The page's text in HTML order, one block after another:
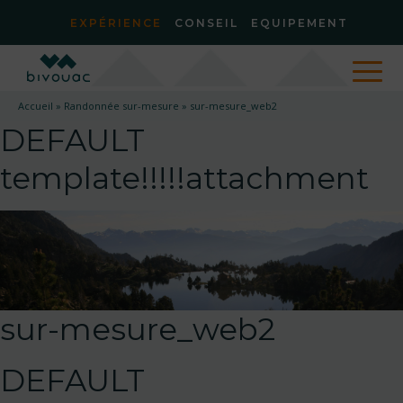
EXPÉRIENCE CONSEIL EQUIPEMENT
Accueil » Randonnée sur-mesure » sur-mesure_web2
DEFAULT
template!!!!!attachment
sur-mesure_web2
DEFAULT